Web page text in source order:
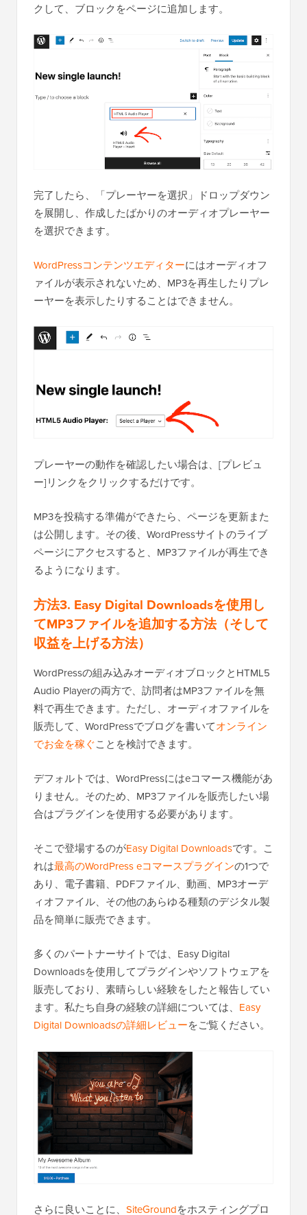
クして、ブロックをページに追加します。
完了したら、「プレーヤーを選択」ドロップダウン
を展開し、作成したばかりのオーディオプレーヤー
を選択できます。
WordPressコンテンツエディターにはオーディオフ
ァイルが表示されないため、MP3を再生したりプレ
ーヤーを表示したりすることはできません。
プレーヤーの動作を確認したい場合は、[プレビュ
ー]リンクをクリックするだけです。
MP3を投稿する準備ができたら、ページを更新また
は公開します。その後、WordPressサイトのライブ
ページにアクセスすると、MP3ファイルが再生でき
るようになります。
方法3. Easy Digital Downloadsを使用し
てMP3ファイルを追加する方法（そして
収益を上げる方法）
WordPressの組み込みオーディオブロックとHTML5
Audio Playerの両方で、訪問者はMP3ファイルを無
料で再生できます。ただし、オーディオファイルを
販売して、WordPressでブログを書いてオンライン
でお金を稼ぐことを検討できます。
デフォルトでは、WordPressにはeコマース機能があ
りません。そのため、MP3ファイルを販売したい場
合はプラグインを使用する必要があります。
そこで登場するのがEasy Digital Downloadsです。こ
れは最高のWordPress eコマースプラグインの1つで
あり、電子書籍、PDFファイル、動画、MP3オーデ
ィオファイル、その他のあらゆる種類のデジタル製
品を簡単に販売できます。
多くのパートナーサイトでは、Easy Digital
Downloadsを使用してプラグインやソフトウェアを
販売しており、素晴らしい経験をしたと報告してい
ます。私たち自身の経験の詳細については、 Easy
Digital Downloadsの詳細レビューをご覧ください。
さらに良いことに、 SiteGroundをホスティングプロ